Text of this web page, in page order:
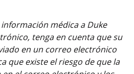
médica a Duke
tenga en cuenta que su
en un correo electrónico
que existe el riesgo de que la